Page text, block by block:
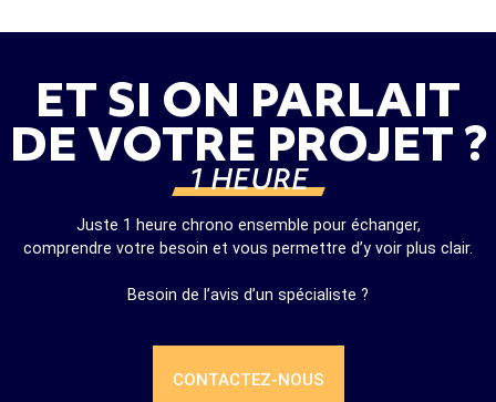
ET SI ON PARLAIT
DE VOTRE PROJET ?
1 HEURE
Juste 1 heure chrono ensemble pour échanger,
comprendre votre besoin et vous permettre d’y voir plus clair.
Besoin de l’avis d’un spécialiste ?
CONTACTEZ-NOUS